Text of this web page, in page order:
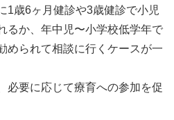
1歳6ヶ月健診や3歳健診で小児
るか、年中児〜小学校低学年で
められて相談に行くケースが一
必要に応じて療育への参加を促